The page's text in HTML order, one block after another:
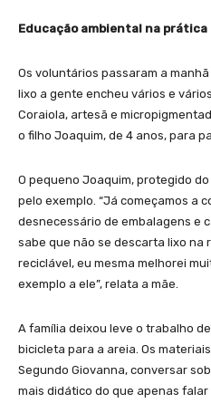
Educação ambiental na prática
Os voluntários passaram a
lixo a gente encheu vários e
Coraiola, artesã e
o filho Joaquim, de 4 anos, para
O pequeno Joaquim, protegido
pelo exemplo. “Já começamos a
desnecessário de embalagens e
sabe que não se descarta lixo na
reciclável, eu mesma melhorei
exemplo a ele”, relata a mãe.
A família deixou leve o trabalho
bicicleta para a areia. Os
Segundo Giovanna, conversar
mais didático do que apenas falar